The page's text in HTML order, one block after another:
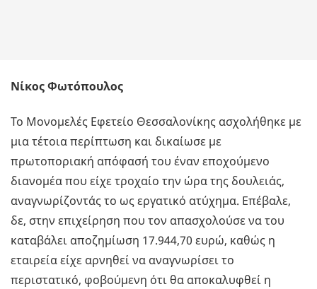
Νίκος Φωτόπουλος
Το Μονομελές Εφετείο Θεσσαλονίκης ασχολήθηκε με
μια τέτοια περίπτωση και δικαίωσε με
πρωτοποριακή απόφασή του έναν εποχούμενο
διανομέα που είχε τροχαίο την ώρα της δουλειάς,
αναγνωρίζοντάς το ως εργατικό ατύχημα. Επέβαλε,
δε, στην επιχείρηση που τον απασχολούσε να του
καταβάλει αποζημίωση 17.944,70 ευρώ, καθώς η
εταιρεία είχε αρνηθεί να αναγνωρίσει το
περιστατικό, φοβούμενη ότι θα αποκαλυφθεί η